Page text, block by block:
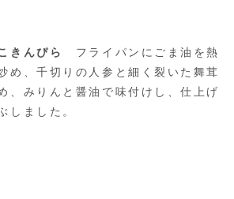
きんぴら
フライパンにごま油を熱
め、千切りの人参と細く裂いた舞茸
、みりんと醤油で味付けし、仕上げ
しました。